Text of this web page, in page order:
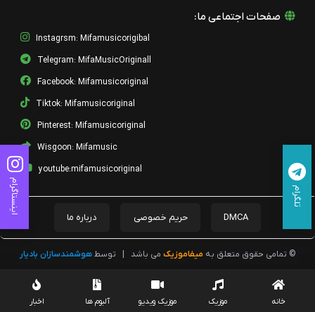
صفحات اجتماعی ما:
Instagrsm: Mifamusicorigibal
Telegram: MifaMusicOriginall
Facebook: Mifamusicoriginal
Tiktok: Mifamusicoriginal
Pinterest: Mifamusicoriginal
Wisgoon: Mifamusic
youtube:mifamusicoriginal
DMCA حریم خصوصی درباره ما
© تمامی حقوق متعلق به میفاموزیک می باشد توسطهوشمندسازان بادیار
خانه موزیک موزیک ویدیو آلبوم ها اخبار
اینستاگرام تلگرام